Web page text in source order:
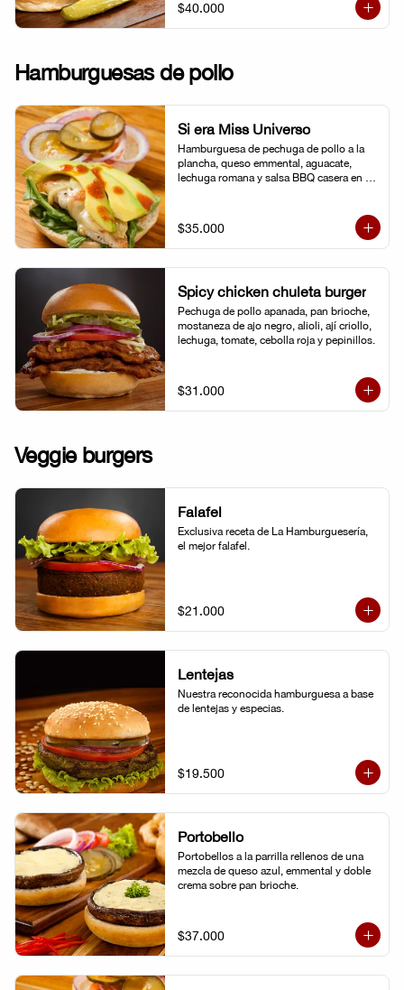
$40.000
Hamburguesas de pollo
Si era Miss Universo
Hamburguesa de pechuga de pollo a la
plancha, queso emmental, aguacate,
lechuga romana y salsa BBQ casera en
$35.000
Spicy chicken chuleta burger
Pechuga de pollo apanada, pan brioche,
mostaneza de ajo negro, alioli, ají criollo,
lechuga, tomate, cebolla roja y pepinillos.
$31.000
Veggie burgers
Falafel
Exclusiva receta de La Hamburguesería,
el mejor falafel.
$21.000
Lentejas
Nuestra reconocida hamburguesa a base
de lentejas y especias.
$19.500
Portobello
Portobellos a la parrilla rellenos de una
mezcla de queso azul, emmental y doble
crema sobre pan brioche.
$37.000